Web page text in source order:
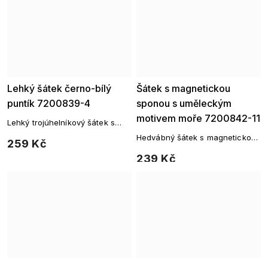
Lehký šátek černo-bílý
puntík 7200839-4
259 Kč
Lehký trojúhelníkový šátek s
Šátek s magnetickou
sponou s uměleckým
motivem moře 7200842-11
239 Kč
Hedvábný šátek s magnetickou
modrých tónech